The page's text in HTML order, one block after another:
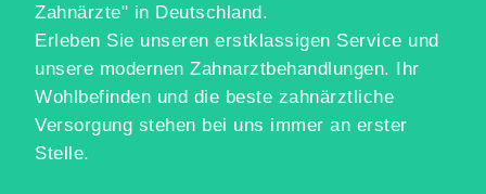
Zahnärzte" in Deutschland.
Erleben Sie unseren erstklassigen Service und
unsere modernen Zahnarztbehandlungen. Ihr
Wohlbefinden und die beste zahnärztliche
Versorgung stehen bei uns immer an erster
Stelle.